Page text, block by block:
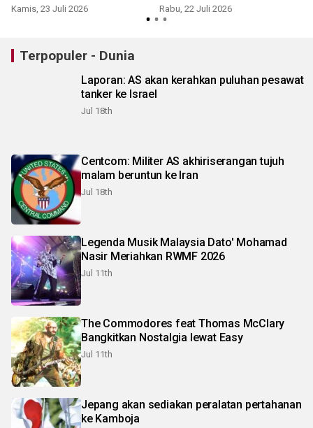
Kamis, 23 Juli 2026 Rabu, 22 Juli 2026
Terpopuler - Dunia
Laporan: AS akan kerahkan puluhan pesawat
tanker ke Israel
Jul 18th
Centcom: Militer AS akhiriserangan tujuh
malam beruntun ke Iran
Jul 18th
Legenda Musik Malaysia Dato' Mohamad
Nasir Meriahkan RWMF 2026
Jul 11th
The Commodores feat Thomas McClary
Bangkitkan Nostalgia lewat Easy
Jul 11th
Jepang akan sediakan peralatan pertahanan
ke Kamboja